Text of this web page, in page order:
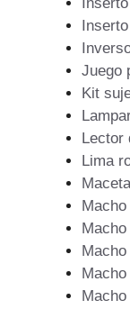
Juego
Kit
Lector
Lima
Maceta